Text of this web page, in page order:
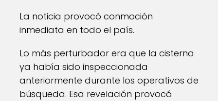
La noticia provocó conmoción
inmediata en todo el país.
Lo más perturbador era que la cisterna
ya había sido inspeccionada
anteriormente durante los operativos de
búsqueda. Esa revelación provocó